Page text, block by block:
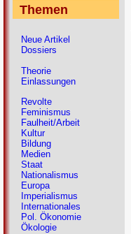
Themen
Neue Artikel
Dossiers
Theorie
Einlassungen
Revolte
Feminismus
Faulheit/Arbeit
Kultur
Bildung
Medien
Staat
Nationalismus
Europa
Imperialismus
Internationales
Pol. Ökonomie
Ökologie